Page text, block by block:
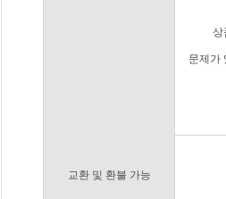
교환 및 환불 가능
상
문제가